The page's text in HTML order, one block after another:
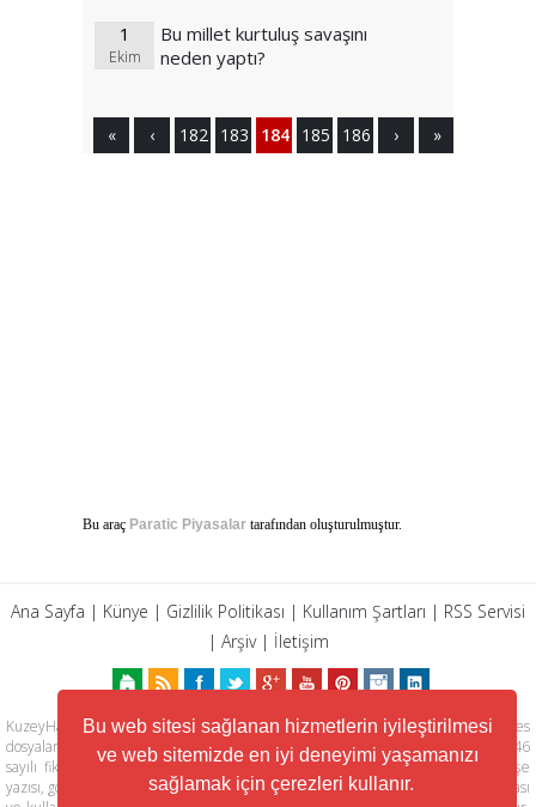
Bu web sitesi sağlanan hizmetlerin iyileştirilmesi
ve web sitemizde en iyi deneyimi yaşamanızı
sağlamak için çerezleri kullanır.
1
Ekim
Bu millet kurtuluş savaşını
neden yaptı?
« ‹ 182 183 184 185 186 › »
Bu araç Paratic Piyasalar tarafından oluşturulmuştur.
Ana Sayfa | Künye | Gizlilik Politikası | Kullanım Şartları | RSS Servisi
| Arşiv| İletişim
KuzeyHaber.com sitesinde yer alan tüm yazılar, materyaller, resimler, ses
dosyaları, animasyonlar, videolar, tasarım ve düzenlemelerin telif hakları 5846
sayılı fikir ve sanat eserleri kanunu ile korunmaktadır. Her türlü haber, köşe
yazısı, görsel, belge ve bağlantının izinsiz ve kaynak belirtilmeksizin kopyalanması